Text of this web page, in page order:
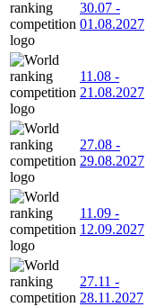
30.07 -
01.08.2027
11.08 -
21.08.2027
27.08 -
29.08.2027
11.09 -
12.09.2027
27.11 -
28.11.2027